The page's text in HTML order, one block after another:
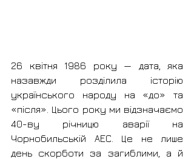
26 квітня 1986 року — дата, яка
назавжди розділила історію
українського народу на «до» та
«після». Цього року ми відзначаємо
40-ву річницю аварії на
Чорнобильській АЕС. Це не лише
день скорботи за загиблими, а й